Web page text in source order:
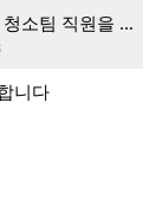
레드몬드에 위치한 커머셜 클리닝 업체에서 청소팀 직원을 모집합니다.
니다